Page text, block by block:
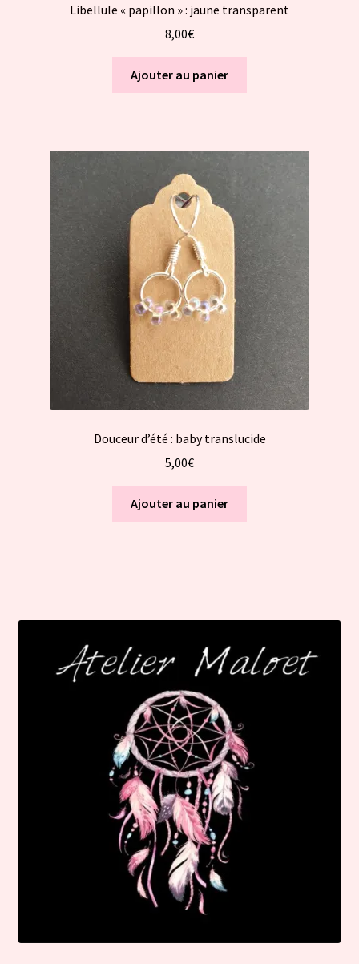
Libellule « papillon » : jaune transparent
8,00€
Ajouter au panier
Douceur d’été : baby translucide
5,00€
Ajouter au panier